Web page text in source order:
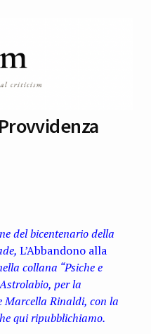
del bicentenario della
L’Abbandono alla
collana “Psiche e
per la
Rinaldi, con la
qui ripubblichiamo.